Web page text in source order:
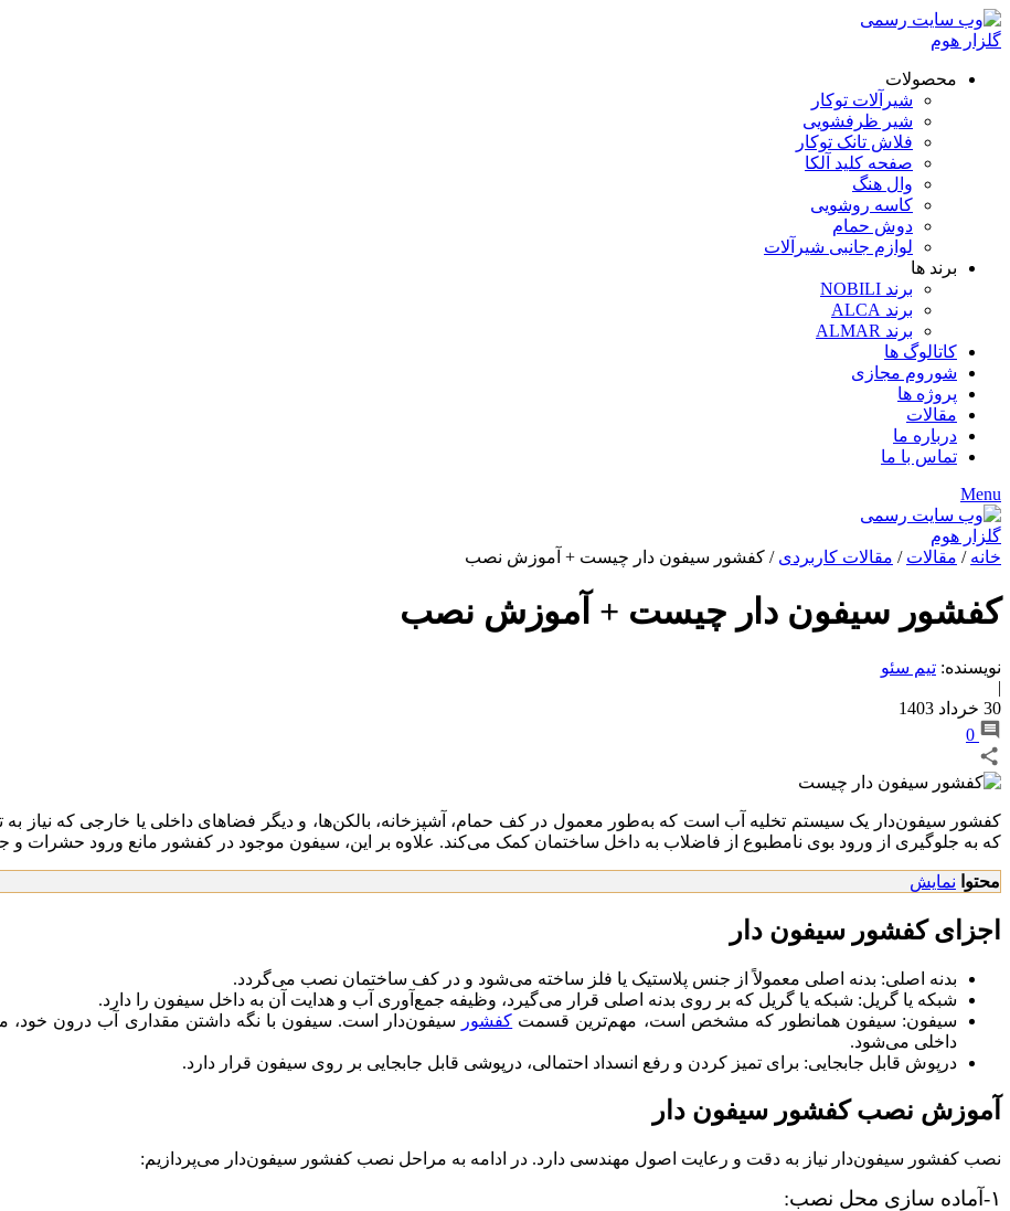
محصولات
شیرآلات توکار
شیر ظرفشویی
فلاش تانک توکار
صفحه کلید آلکا
وال هنگ
کاسه روشویی
دوش حمام
لوازم جانبی شیرآلات
برند ها
برند NOBILI
برند ALCA
برند ALMAR
کاتالوگ ها
شوروم مجازی
پروژه ها
مقالات
درباره ما
تماس با ما
Menu
خانه / مقالات / مقالات کاربردی / کفشور سیفون دار چیست + آموزش نصب
کفشور سیفون دار چیست + آموزش نصب
نویسنده: تیم سئو
|
30 خرداد 1403
0
کفشور سیفون‌دار یک سیستم تخلیه آب است که به‌طور معمول در کف حمام، آشپزخانه، بالکن‌ها، و دیگر فضاهای داخلی یا خارجی که
که به جلوگیری از ورود بوی نامطبوع از فاضلاب به داخل ساختمان کمک می‌کند. علاوه بر این، سیفون موجود در کفشور مانع ورود حشرات
محتوا نمایش
اجزای کفشور سیفون‌ دار
بدنه اصلی: بدنه اصلی معمولاً از جنس پلاستیک یا فلز ساخته می‌شود و در کف ساختمان نصب می‌گردد.
شبکه یا گریل: شبکه یا گریل که بر روی بدنه اصلی قرار می‌گیرد، وظیفه جمع‌آوری آب و هدایت آن به داخل سیفون را دارد.
سیفون: سیفون همانطور که مشخص است، مهم‌ترین قسمت کفشور
سیفون‌دار است. سیفون با نگه داشتن مقداری آب درون خود،
داخلی می‌شود.
درپوش قابل جابجایی: برای تمیز کردن و رفع انسداد احتمالی، درپوشی قابل جابجایی بر روی سیفون قرار دارد.
آموزش نصب کفشور سیفون‌ دار
نصب کفشور سیفون‌دار نیاز به دقت و رعایت اصول مهندسی دارد. در ادامه به مراحل نصب کفشور سیفون‌دار می‌پردازیم:
۱-آماده‌ سازی محل نصب: